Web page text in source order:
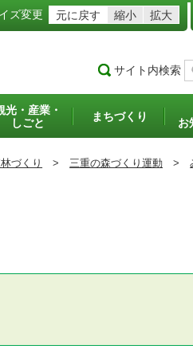
ズ変更 元に戻す 縮小 拡大
サイト内検索
光・産業・
しごと
まちづくり
お
づくり > 三重の森づくり運動 >